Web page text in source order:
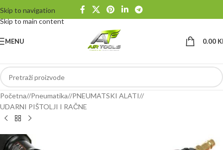
Skip to navigation
Skip to main content
MENU 0.00
Početna/ Pneumatika/ PNEUMATSKI ALATI/
UDARNI PIŠTOLJI I RAČNE